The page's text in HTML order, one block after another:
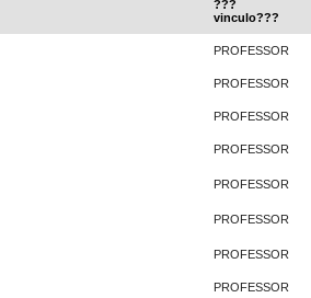
???
vinculo???
PROFESSOR
PROFESSOR
PROFESSOR
PROFESSOR
PROFESSOR
PROFESSOR
PROFESSOR
PROFESSOR